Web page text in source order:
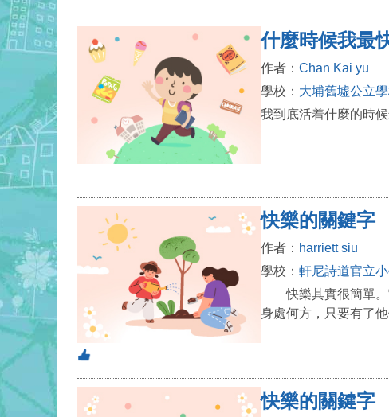
什麼時候我最
作者： Chan Kai yu
學校： 大埔舊墟公立
我到底活着什麼的時
快樂的關鍵字
作者： harriett siu
學校： 軒尼詩道官立
快樂其實很簡單。
身處何方，只要有了
快樂的關鍵字